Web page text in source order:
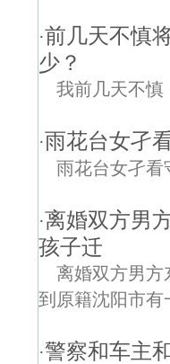
·前几天不慎
少？
我前几天不慎
·雨花台女孑
雨花台女孑看
·离婚双方男
孩子迁
离婚双方男方
到原籍沈阳市有
·警察和车主